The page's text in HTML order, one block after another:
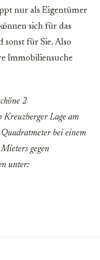
nur als Eigentümer
sich für das
sonst für Sie. Also
Immobiliensuche
2
Lage am
bei einem
gegen
unter: